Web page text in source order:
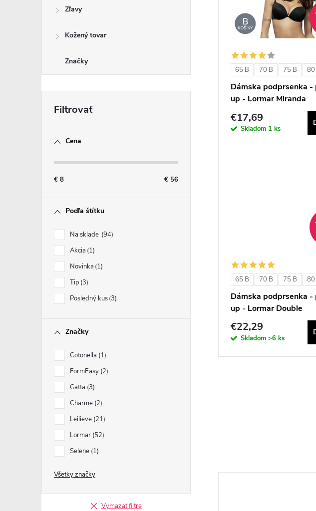
Zľavy
Kožený tovar
Značky
Cena
€ 8 € 56
Podľa štítku
Na sklade 94
Akcia 1
Novinka 1
Tip 3
Posledný kus 3
Značky
Cotonella 1
FormEasy 2
Gatta 3
Charme 2
Leilieve 21
Lormar 52
Selene 1
Všetky značky
Vymazať filtre
d
65 B 70 B 75 B 80
Dámska podprsenka -
up - Lormar Miranda
€17,69
Skladom 1 ks
65 B 70 B 75 B 80
Dámska podprsenka -
up - Lormar Double
€22,29
Skladom >6 ks